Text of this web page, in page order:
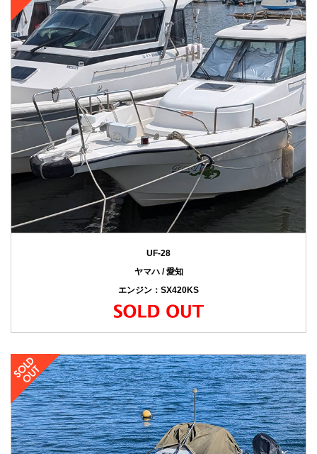
UF-28
ヤマハ / 愛知
エンジン：SX420KS